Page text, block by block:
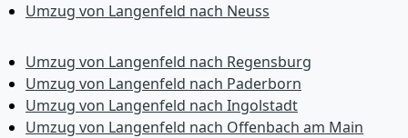
Umzug von Langenfeld nach Neuss
Umzug von Langenfeld nach Regensburg
Umzug von Langenfeld nach Paderborn
Umzug von Langenfeld nach Ingolstadt
Umzug von Langenfeld nach Offenbach am Main